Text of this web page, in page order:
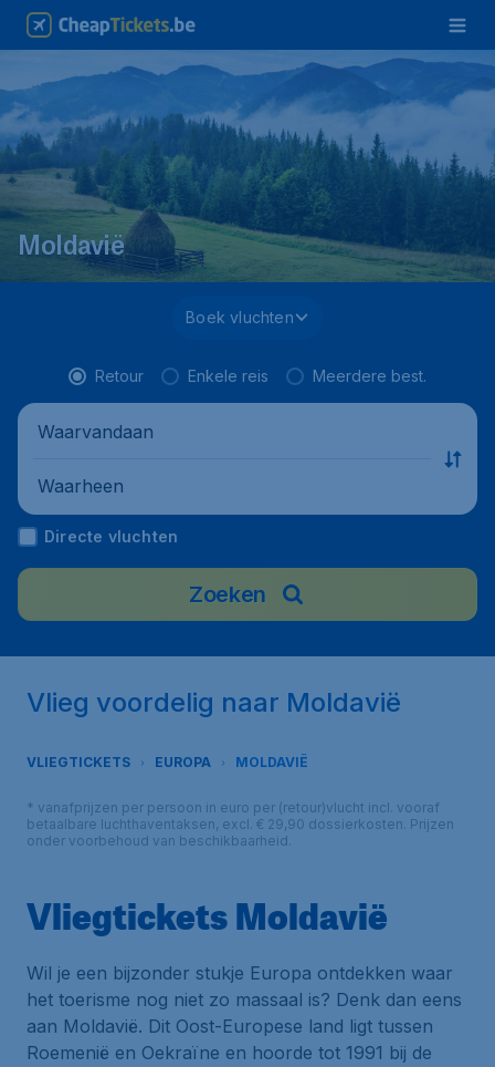
Moldavië
Boek vluchten
Retour Enkele reis Meerdere best.
Waarvandaan
Waarheen
Directe vluchten
Zoeken
Vlieg voordelig naar Moldavië
VLIEGTICKETS EUROPA MOLDAVIË
* vanafprijzen per persoon in euro per (retour)vlucht incl. vooraf
betaalbare luchthaventaksen, excl. € 29,90 dossierkosten. Prijzen
onder voorbehoud van beschikbaarheid.
Vliegtickets Moldavië
Wil je een bijzonder stukje Europa ontdekken waar
het toerisme nog niet zo massaal is? Denk dan eens
aan Moldavië. Dit Oost-Europese land ligt tussen
Roemenië en Oekraïne en hoorde tot 1991 bij de